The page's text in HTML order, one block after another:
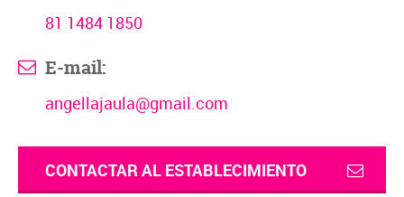
81 1484 1850
E-mail:
angellajaula@gmail.com
CONTACTAR AL ESTABLECIMIENTO